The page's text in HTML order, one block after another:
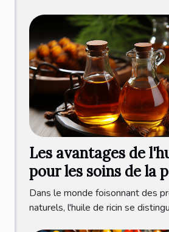
Les avantages de
pour les soins de la
cheveux
Dans le monde foisonnant des
naturels, l'huile de ricin se